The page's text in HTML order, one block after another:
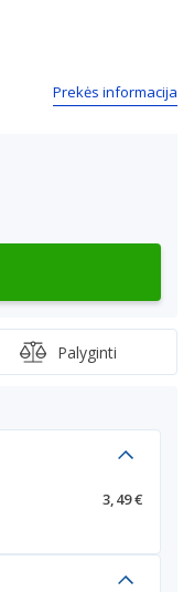
Prekės informacija
Palyginti
3,49 €